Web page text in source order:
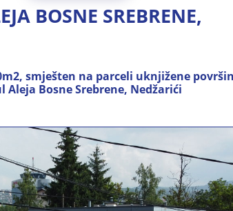
BOSNE SREBRENE,
smješten na parceli uknjižene
Bosne Srebrene, Nedžarići